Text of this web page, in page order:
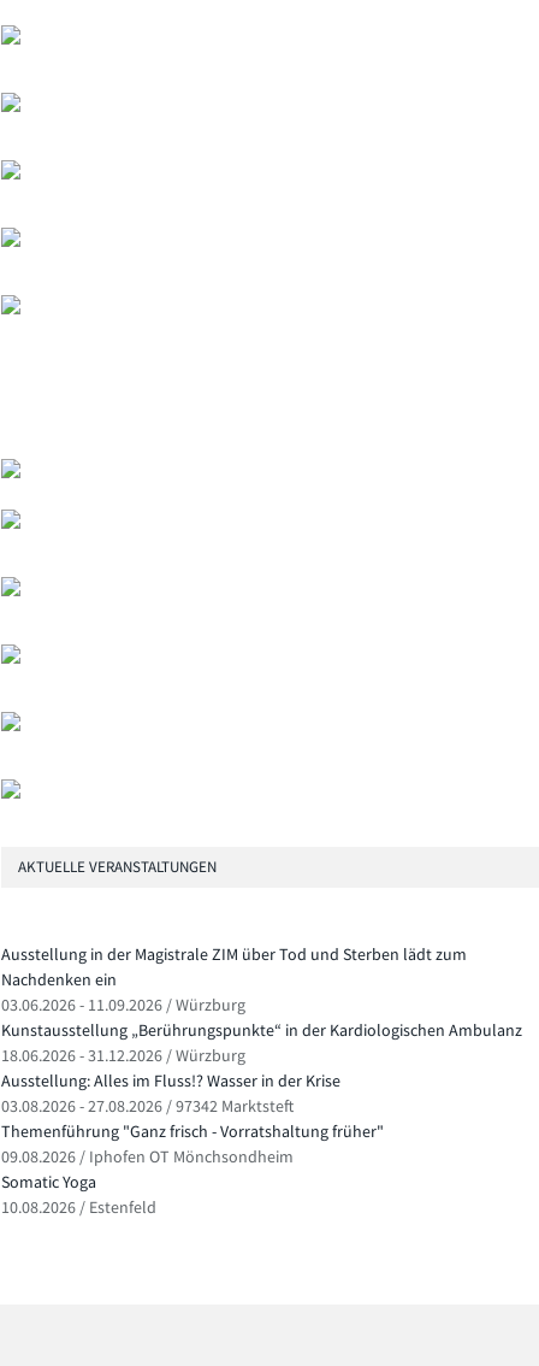
AKTUELLE VERANSTALTUNGEN
Ausstellung in der Magistrale ZIM über Tod und Sterben lädt zum
Nachdenken ein
03.06.2026 - 11.09.2026 / Würzburg
Kunstausstellung „Berührungspunkte“ in der Kardiologischen Ambulanz
18.06.2026 - 31.12.2026 / Würzburg
Ausstellung: Alles im Fluss!? Wasser in der Krise
03.08.2026 - 27.08.2026 / 97342 Marktsteft
Themenführung "Ganz frisch - Vorratshaltung früher"
09.08.2026 / Iphofen OT Mönchsondheim
Somatic Yoga
10.08.2026 / Estenfeld